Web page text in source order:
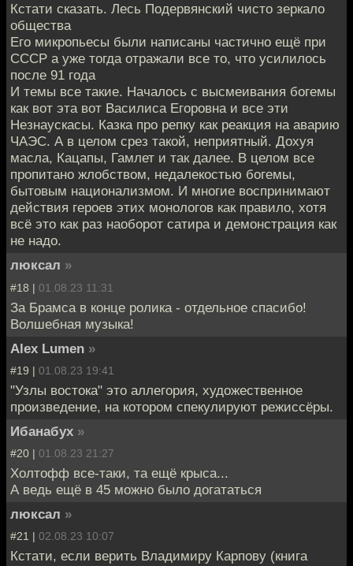
Кстати сказать. Лесь Подервянский чисто зеркало
общества
Его микропьесы были написаны частично ещё при
СССР а уже тогда отражали все то, что усилилось
после 91 года
И темы все такие. Началось с высмеивания богемы
как вот эта вот Василиса Егоровна и все эти
Незнаускасы. Казка про репку как реакция на аварию
ЧАЭС. А в целом срез такой, неприятный. Дохуя
масла, Кацапы, Гамлет и так далее. В целом все
пропитано жлобством, недалекостью богемы,
бытовым национализмом. И многие воспринимают
действия героев этих монологов как правило, хотя
всё это как раз наоборот сатира и демонстрация как
не надо.
люксал »
#18 | 01.08.23 11:31
За Брамса в конце ролика - отдельное спасибо!
Волшебная музыка!
Alex Lumen »
#19 | 01.08.23 19:41
"Узлы востока" это аллегория, художественное
произведение, на котором спекулируют режиссёры.
Ибанабух »
#20 | 01.08.23 21:27
Холтофф все-таки, та ещё крыса...
А ведь ещё в 45 можно было догататься
люксал »
#21 | 02.08.23 10:07
Кстати, если верить Владимиру Карпову (книга